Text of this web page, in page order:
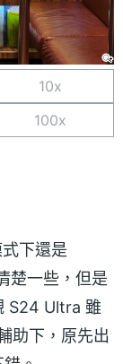
10x
100x
下還是
楚一些，但是
S24 Ultra 雖
助下，原先出